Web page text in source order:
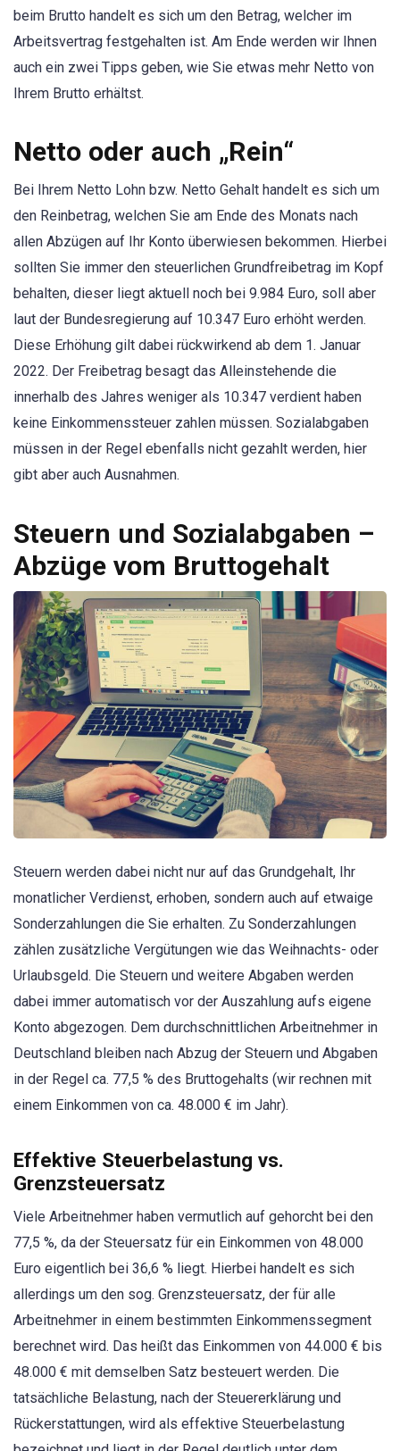
beim Brutto handelt es sich um den Betrag, welcher im
Arbeitsvertrag festgehalten ist. Am Ende werden wir Ihnen
auch ein zwei Tipps geben, wie Sie etwas mehr Netto von
Ihrem Brutto erhältst.
Netto oder auch „Rein“
Bei Ihrem Netto Lohn bzw. Netto Gehalt handelt es sich um
den Reinbetrag, welchen Sie am Ende des Monats nach
allen Abzügen auf Ihr Konto überwiesen bekommen. Hierbei
sollten Sie immer den steuerlichen Grundfreibetrag im Kopf
behalten, dieser liegt aktuell noch bei 9.984 Euro, soll aber
laut der Bundesregierung auf 10.347 Euro erhöht werden.
Diese Erhöhung gilt dabei rückwirkend ab dem 1. Januar
2022. Der Freibetrag besagt das Alleinstehende die
innerhalb des Jahres weniger als 10.347 verdient haben
keine Einkommenssteuer zahlen müssen. Sozialabgaben
müssen in der Regel ebenfalls nicht gezahlt werden, hier
gibt aber auch Ausnahmen.
Steuern und Sozialabgaben –
Abzüge vom Bruttogehalt
Steuern werden dabei nicht nur auf das Grundgehalt, Ihr
monatlicher Verdienst, erhoben, sondern auch auf etwaige
Sonderzahlungen die Sie erhalten. Zu Sonderzahlungen
zählen zusätzliche Vergütungen wie das Weihnachts- oder
Urlaubsgeld. Die Steuern und weitere Abgaben werden
dabei immer automatisch vor der Auszahlung aufs eigene
Konto abgezogen. Dem durchschnittlichen Arbeitnehmer in
Deutschland bleiben nach Abzug der Steuern und Abgaben
in der Regel ca. 77,5 % des Bruttogehalts (wir rechnen mit
einem Einkommen von ca. 48.000 € im Jahr).
Effektive Steuerbelastung vs.
Grenzsteuersatz
Viele Arbeitnehmer haben vermutlich auf gehorcht bei den
77,5 %, da der Steuersatz für ein Einkommen von 48.000
Euro eigentlich bei 36,6 % liegt. Hierbei handelt es sich
allerdings um den sog. Grenzsteuersatz, der für alle
Arbeitnehmer in einem bestimmten Einkommenssegment
berechnet wird. Das heißt das Einkommen von 44.000 € bis
48.000 € mit demselben Satz besteuert werden. Die
tatsächliche Belastung, nach der Steuererklärung und
Rückerstattungen, wird als effektive Steuerbelastung